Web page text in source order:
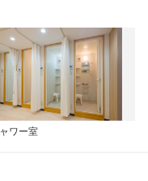
ワー室